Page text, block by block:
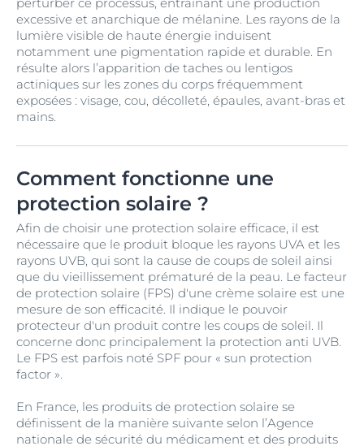
excessive et anarchique de mélanine. Les rayons de la
lumière visible de haute énergie induisent
notamment une pigmentation rapide et durable. En
résulte alors l’apparition de taches ou lentigos
actiniques sur les zones du corps fréquemment
exposées : visage, cou, décolleté, épaules, avant-bras et
mains.
Comment fonctionne une
protection solaire ?
Afin de choisir une protection solaire efficace, il est
nécessaire que le produit bloque les rayons UVA et les
rayons UVB, qui sont la cause de coups de soleil ainsi
que du vieillissement prématuré de la peau. Le facteur
de protection solaire (FPS) d'une crème solaire est une
mesure de son efficacité. Il indique le pouvoir
protecteur d'un produit contre les coups de soleil. Il
concerne donc principalement la protection anti UVB.
Le FPS est parfois noté SPF pour « sun protection
factor ».
En France, les produits de protection solaire se
définissent de la manière suivante selon l’Agence
nationale de sécurité du médicament et des produits